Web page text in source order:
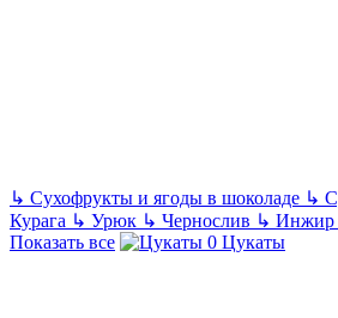
↳ Сухофрукты и ягоды в шоколаде ↳
Курага ↳ Урюк ↳ Чернослив ↳ Инжир
Показать все
Цукаты